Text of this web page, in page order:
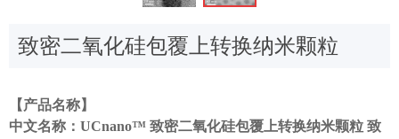
【产品名称】
中文名称：UCnano™ 致密二氧化硅包覆上转换纳米颗粒 致
致密二氧化硅包覆上转换纳米颗粒